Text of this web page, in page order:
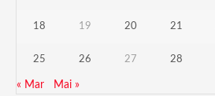
18 19 20 21
25 26 27 28
« Mar Mai »